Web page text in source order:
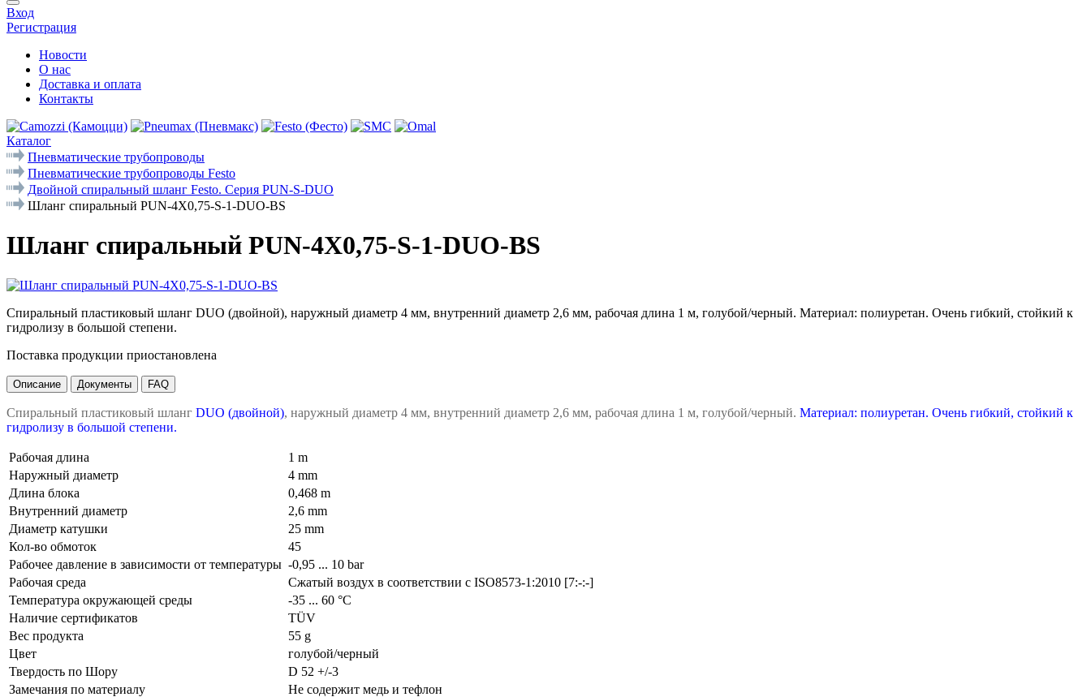
Вход
Регистрация
Новости
О нас
Доставка и оплата
Контакты
Каталог
Пневматические трубопроводы
Пневматические трубопроводы Festo
Двойной спиральный шланг Festo. Серия PUN-S-DUO
Шланг спиральный PUN-4X0,75-S-1-DUO-BS
Шланг спиральный PUN-4X0,75-S-1-DUO-BS
Спиральный пластиковый шланг DUO (двойной), наружный диаметр 4 мм, внутренний диаметр 2,6 мм, рабочая длина 1 м, голубой/черный. Материал: полиуретан. Очень гибкий, стойкий к
гидролизу в большой степени.
Поставка продукции приостановлена
Описание Документы FAQ
Спиральный пластиковый шланг DUO (двойной), наружный диаметр 4 мм, внутренний диаметр 2,6 мм, рабочая длина 1 м, голубой/черный. Материал: полиуретан. Очень гибкий, стойкий к
гидролизу в большой степени.
Рабочая длина
1 m
Наружный диаметр
4 mm
Длина блока
0,468 m
Внутренний диаметр
2,6 mm
Диаметр катушки
25 mm
Кол-во обмоток
45
Рабочее давление в зависимости от температуры -0,95 ... 10 bar
Рабочая среда
Сжатый воздух в соответствии с ISO8573-1:2010 [7:-:-]
Температура окружающей среды
-35 ... 60 °C
Наличие сертификатов
TÜV
Вес продукта
55 g
Цвет
голубой/черный
Твердость по Шору
D 52 +/-3
Замечания по материалу
Не содержит медь и тефлон